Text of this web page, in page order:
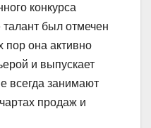
конкурса
талант был отмечен
пор она активно
и выпускает
всегда занимают
продаж и